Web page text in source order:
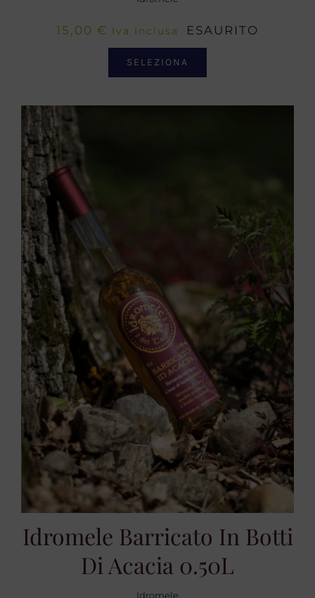
15,00 € Iva Inclusa ESAURITO
SELEZIONA
Idromele Barricato In Botti
Di Acacia 0.50L
Idromele